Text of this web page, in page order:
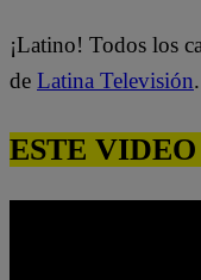
¡Latino! Todos los
de Latina Televisión
ESTE